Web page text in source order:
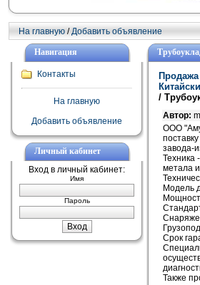
На главную /Добавить объявление
Навигация
Контакты
На главную
Добавить объявление
Личный кабинет
Вход в личный кабинет:
Имя
Пароль
Продажа
/
Автор:
ООО
завода-
Техника
метала
Модель
Срок
Также